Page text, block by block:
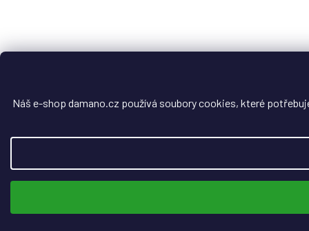
Náš e-shop damano.cz používá soubory cookies, které